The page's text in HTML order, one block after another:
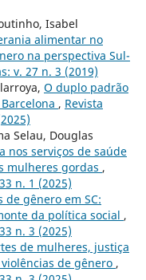
Isabel
alimentar no
na perspectiva Sul-
v. 27 n. 3 (2019)
O duplo padrão
, Revista
Selau, Douglas
nos serviços de saúde
mulheres gordas ,
n. 1 (2025)
de gênero em SC:
da política social ,
n. 3 (2025)
de mulheres, justiça
de gênero ,